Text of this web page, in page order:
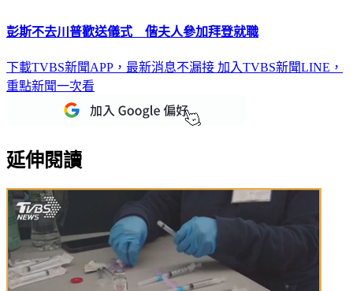
彭斯不去川普歡送儀式 偕夫人參加拜登就職
下載TVBS新聞APP，最新消息不漏接 加入TVBS新聞LINE，
重點新聞一次看
延伸閱讀